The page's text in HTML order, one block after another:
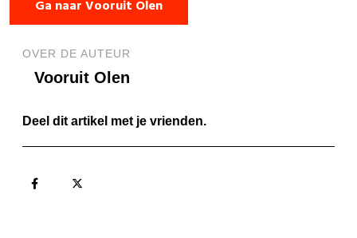
Ga naar Vooruit Olen
OVER DE AUTEUR
Vooruit Olen
Deel dit artikel met je vrienden.